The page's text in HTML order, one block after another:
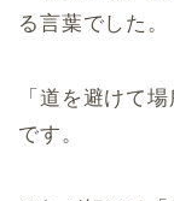
る言葉でした。
「道を避けて
です。